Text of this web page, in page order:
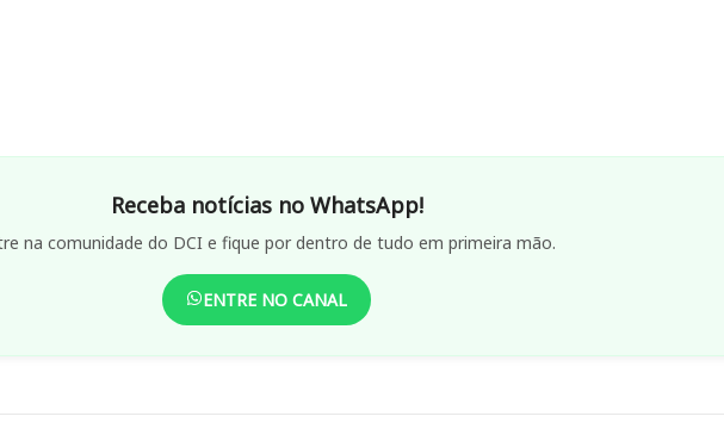
Receba notícias no WhatsApp!
na comunidade do DCI e fique por dentro de tudo em primeira mão.
ENTRE NO CANAL